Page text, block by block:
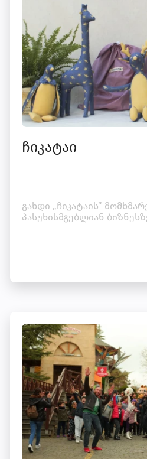
ჩიკატაი
გახდი „ჩიკატაის”
პასუხისმგებლიან